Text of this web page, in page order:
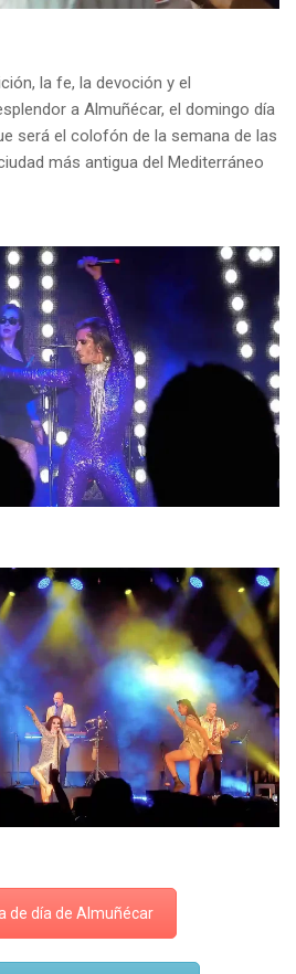
la fe, la devoción y el
a Almuñécar, el domingo día
será el colofón de la semana de las
más antigua del Mediterráneo
de día de Almuñécar